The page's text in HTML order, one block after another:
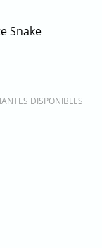
Snake
DISPONIBLES